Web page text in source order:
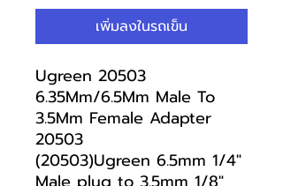
ลด
เพิ่มลงในรถเข็น
Ugreen 20503
6.35Mm/6.5Mm Male To
3.5Mm Female Adapter
20503
(20503)Ugreen 6.5mm 1/4"